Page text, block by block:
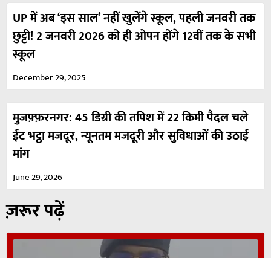
UP में अब ‘इस साल’ नहीं खुलेंगे स्कूल, पहली जनवरी तक
छुट्टी! 2 जनवरी 2026 को ही ओपन होंगे 12वीं तक के सभी
स्कूल
December 29, 2025
मुजफ़्फ़रनगर: 45 डिग्री की तपिश में 22 किमी पैदल चले
ईंट भट्ठा मजदूर, न्यूनतम मजदूरी और सुविधाओं की उठाई
मांग
June 29, 2026
ज़रूर पढ़ें